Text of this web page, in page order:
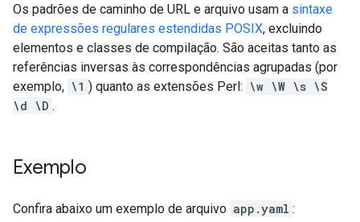
Os padrões de caminho de URL e arquivo usam a sintaxe
de expressões regulares estendidas POSIX, excluindo
elementos e classes de compilação. São aceitas tanto as
referências inversas às correspondências agrupadas (por
exemplo, \1 ) quanto as extensões Perl: \w \W \s \S
\d \D .
Exemplo
Confira abaixo um exemplo de arquivo app.yaml :